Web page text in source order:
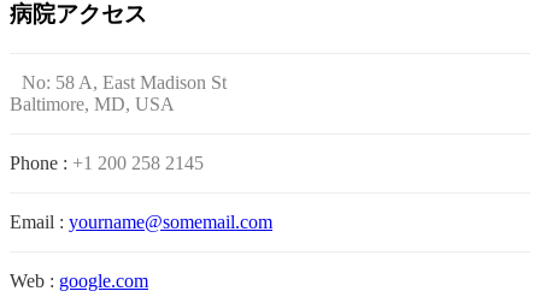
病院アクセス
No: 58 A, East Madison St
Baltimore, MD, USA
Phone : +1 200 258 2145
Email : yourname@somemail.com
Web : google.com